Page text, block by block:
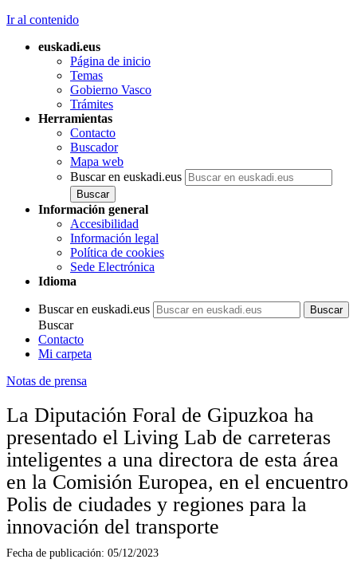
Ir al contenido
euskadi.eus
Página de inicio
Temas
Gobierno Vasco
Trámites
Herramientas
Contacto
Buscador
Mapa web
Buscar en euskadi.eus
Información general
Accesibilidad
Información legal
Política de cookies
Sede Electrónica
Idioma
Buscar en euskadi.eus
Buscar
Contacto
Mi carpeta
Notas de prensa
La Diputación Foral de Gipuzkoa ha
presentado el Living Lab de carreteras
inteligentes a una directora de esta área
en la Comisión Europea, en el encuentro
Polis de ciudades y regiones para la
innovación del transporte
Fecha de publicación: 05/12/2023